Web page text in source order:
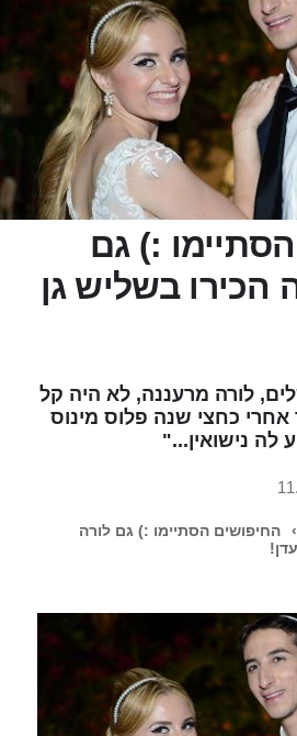
:) גם
הכירו בשליש גן
לורה מרעננה, לא היה קל
כחצי שנה פלוס מינוס
לה נישואין..."
›
החיפושים הסתיימו :) גם לורה